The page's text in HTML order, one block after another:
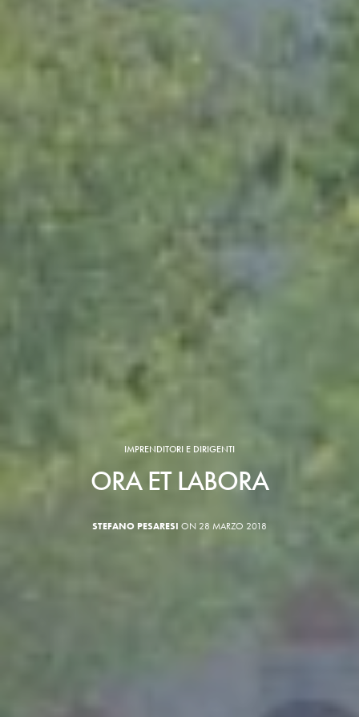
IMPRENDITORI E DIRIGENTI
ORA ET LABORA
STEFANO PESARESI ON 28 MARZO 2018